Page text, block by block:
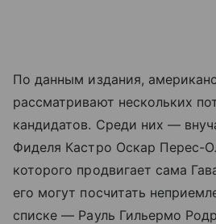
По данным издания,
рассматривают нескольких
кандидатов. Среди них —
Фиделя Кастро Оскар Перес-
которого продвигает сама
его могут посчитать
списке — Рауль Гильермо